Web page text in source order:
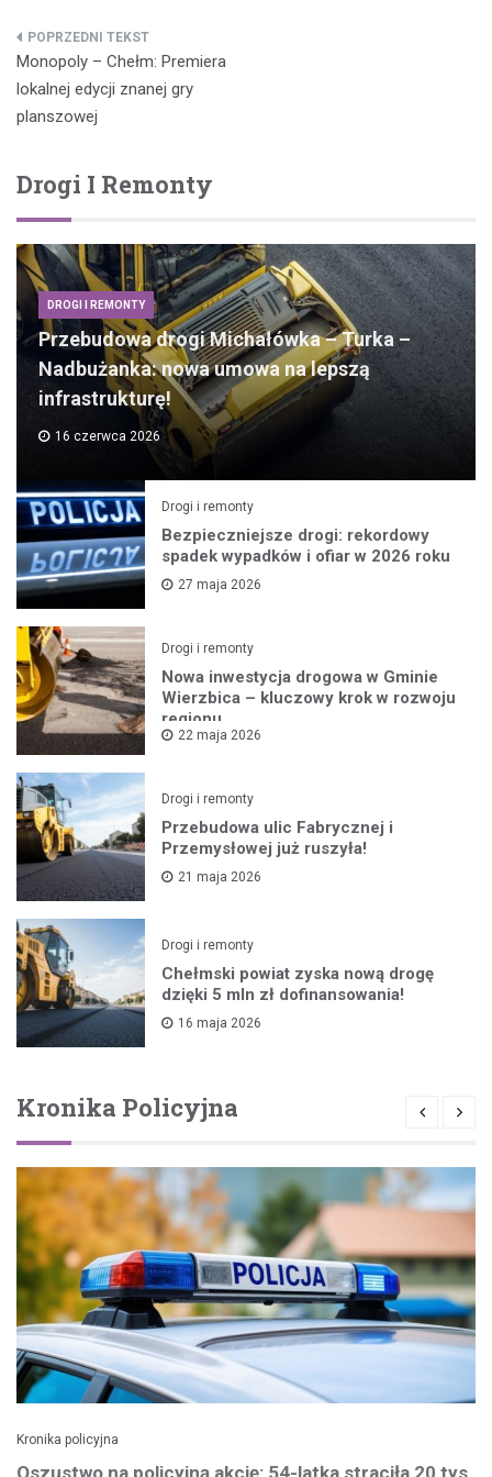
Nawigacja
wpisu
Monopoly – Chełm: Premiera
lokalnej edycji znanej gry
planszowej
Drogi I Remonty
DROGI I REMONTY
Przebudowa drogi Michałówka – Turka –
Nadbużanka: nowa umowa na lepszą
infrastrukturę!
16 czerwca 2026
Drogi i remonty
Bezpieczniejsze drogi: rekordowy
spadek wypadków i ofiar w 2026 roku
27 maja 2026
Drogi i remonty
Nowa inwestycja drogowa w Gminie
Wierzbica – kluczowy krok w rozwoju
regionu
22 maja 2026
Drogi i remonty
Przebudowa ulic Fabrycznej i
Przemysłowej już ruszyła!
21 maja 2026
Drogi i remonty
Chełmski powiat zyska nową drogę
dzięki 5 mln zł dofinansowania!
16 maja 2026
Kronika Policyjna
Kronika policyjna